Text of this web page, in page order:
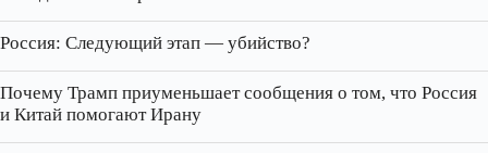
Россия: Следующий этап — убийство?
Почему Трамп приуменьшает сообщения о том, что Россия
и Китай помогают Ирану